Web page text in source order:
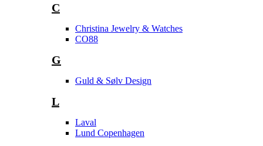
C
Christina Jewelry & Watches
CO88
G
Guld & Sølv Design
L
Laval
Lund Copenhagen